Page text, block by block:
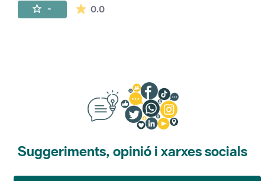
- 0.0La mitjana de les valoracions és de 0
Suggeriments, opinió i xarxes socials